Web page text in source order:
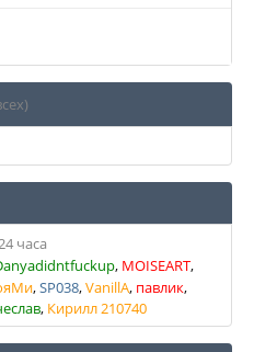
часа
MOISEART
SP038 VanillA павлик
Кирилл 210740